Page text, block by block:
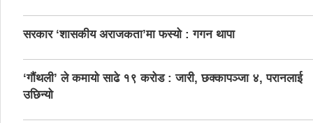
सरकार ‘शासकीय अराजकता’मा फस्यो : गगन थापा
‘गौंथली’ ले कमायो साढे १९ करोड : जारी, छक्कापञ्जा ४, परानलाई
उछिन्यो